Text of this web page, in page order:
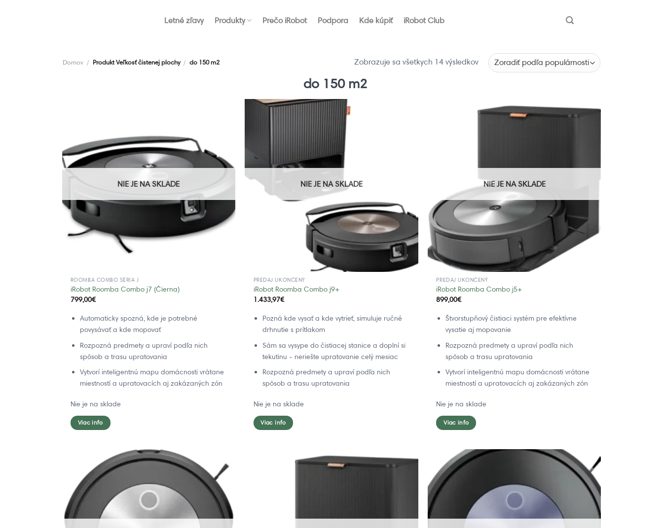
Letné zľavy Produkty Prečo iRobot Podpora Kde kúpiť iRobot Club
Domov / Produkt Veľkosť čistenej plochy / do 150 m2 Zobrazuje sa všetkych 14 výsledkov
do 150 m2
NIE JE NA SKLADE
ROOMBA COMBO SÉRIA J
iRobot Roomba Combo j7 (Čierna)
799,00€
Automaticky spozná, kde je potrebné
povysávať a kde mopovať
Rozpozná predmety a upraví podľa nich
spôsob a trasu upratovania
Vytvorí inteligentnú mapu domácnosti vrátane
miestností a upratovacích aj zakázaných zón
Nie je na sklade
Viac info
NIE JE NA SKLADE
PREDAJ UKONČENÝ
iRobot Roomba Combo j9+
1.433,97€
Pozná kde vysať a kde vytrieť, simuluje ručné
drhnutie s prítlakom
Sám sa vysype do čistiacej stanice a doplní si
tekutinu - neriešte upratovanie celý mesiac
Rozpozná predmety a upraví podľa nich
spôsob a trasu upratovania
Nie je na sklade
Viac info
NIE JE NA SKLADE
PREDAJ UKONČENÝ
iRobot Roomba Combo j5+
899,00€
Štvorstupňový čistiaci systém pre efektívne
vysatie aj mopovanie
Rozpozná predmety a upraví podľa nich
spôsob a trasu upratovania
Vytvorí inteligentnú mapu domácnosti vrátane
miestností a upratovacích aj zakázaných zón
Nie je na sklade
Viac info